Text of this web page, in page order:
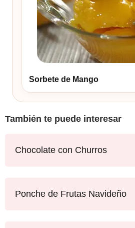
Sorbete de Mango
También te puede interesar
Chocolate con Churros
Ponche de Frutas Navideño